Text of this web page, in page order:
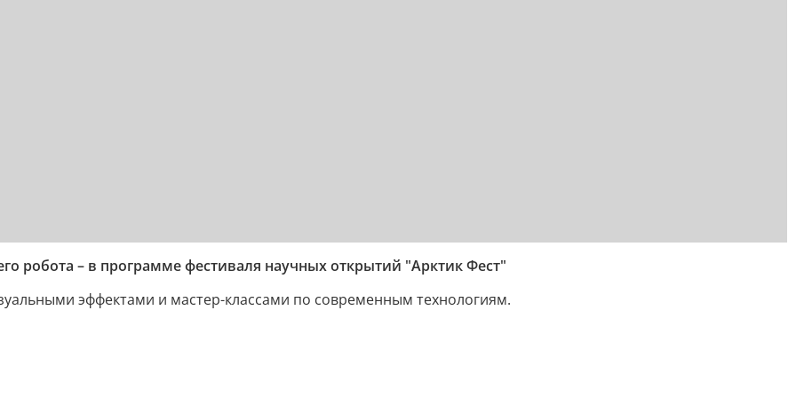
робота – в программе фестиваля научных открытий "Арктик Фест"
эффектами и мастер-классами по современным технологиям.